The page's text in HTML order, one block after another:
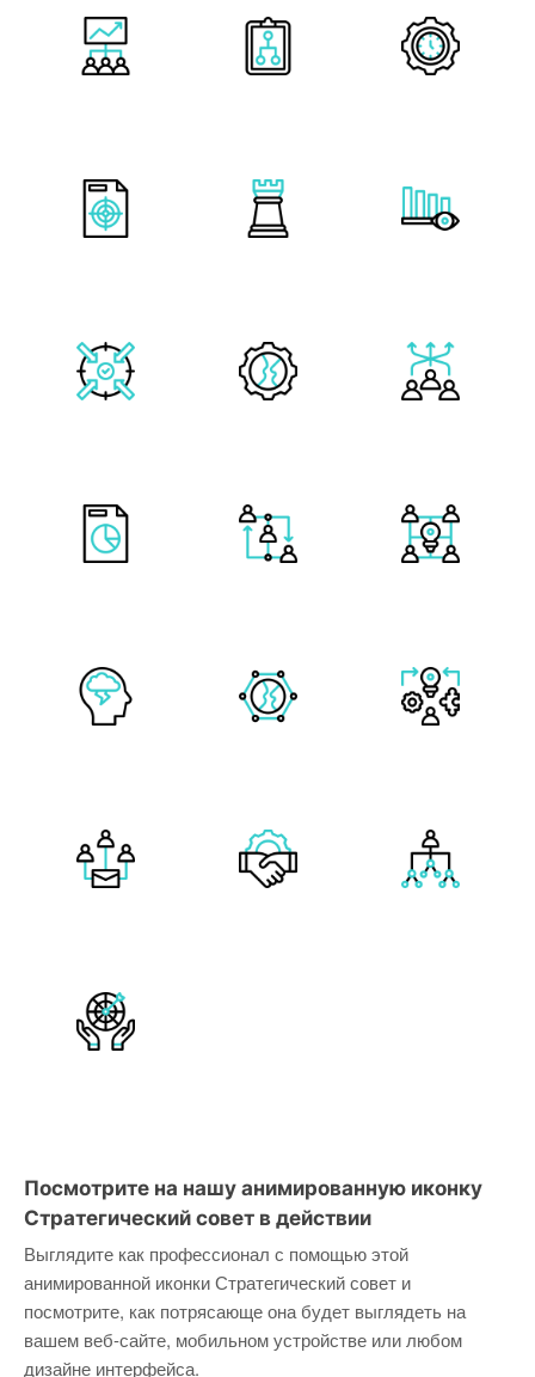
Посмотрите на нашу анимированную иконку
Стратегический совет в действии
Выглядите как профессионал с помощью этой
анимированной иконки Стратегический совет и
посмотрите, как потрясающе она будет выглядеть на
вашем веб-сайте, мобильном устройстве или любом
дизайне интерфейса.